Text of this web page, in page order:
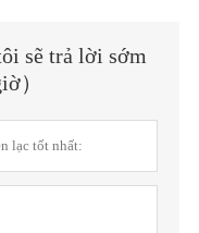
sẽ trả lời sớm
）